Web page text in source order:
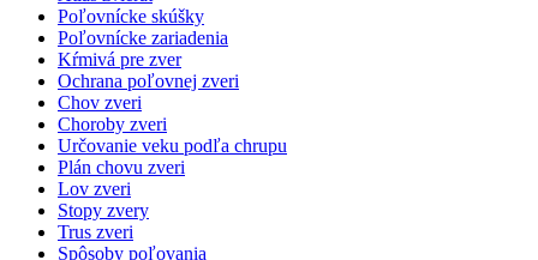
Poľovnícke skúšky
Poľovnícke zariadenia
Kŕmivá pre zver
Ochrana poľovnej zveri
Chov zveri
Choroby zveri
Určovanie veku podľa chrupu
Plán chovu zveri
Lov zveri
Stopy zvery
Trus zveri
Spôsoby poľovania